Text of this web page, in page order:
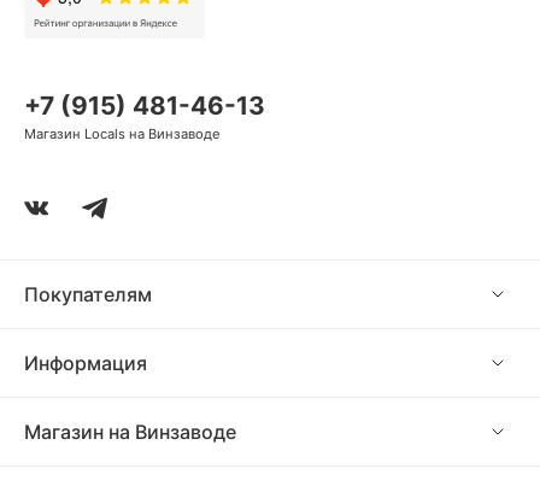
Покупателям
Информация
Магазин на Винзаводе
+7 (915) 481-46-13
Магазин Locals на Винзаводе